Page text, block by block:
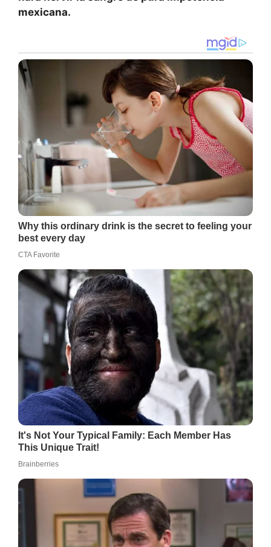
mexicana.